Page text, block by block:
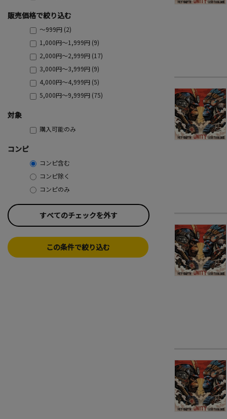
販売価格で絞り込む
～999円 (2)
1,000円～1,999円 (9)
2,000円～2,999円 (17)
3,000円～3,999円 (9)
4,000円～4,999円 (5)
5,000円～9,999円 (75)
対象
購入可能のみ
コンピ
コンピ含む
コンピ除く
コンピのみ
すべてのチェックを外す
この条件で絞り込む